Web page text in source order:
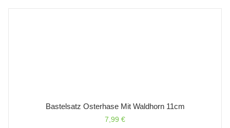
Bastelsatz Osterhase Mit Waldhorn 11cm
7,99 €